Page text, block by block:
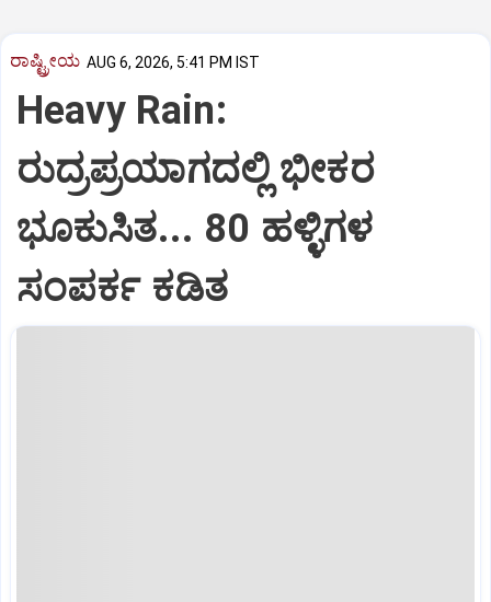
ರಾಷ್ಟ್ರೀಯ AUG 6, 2026, 5:41 PM IST
Heavy Rain:
ರುದ್ರಪ್ರಯಾಗದಲ್ಲಿ ಭೀಕರ
ಭೂಕುಸಿತ... 80 ಹಳ್ಳಿಗಳ
ಸಂಪರ್ಕ ಕಡಿತ